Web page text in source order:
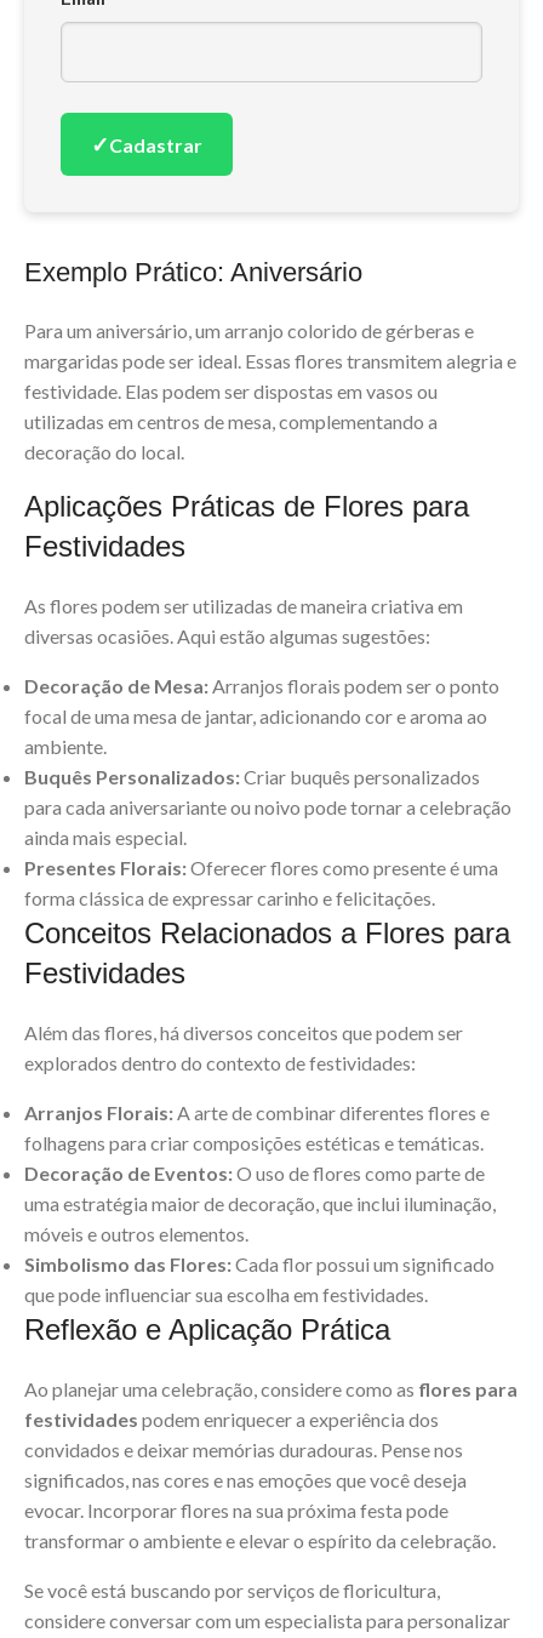
✓Cadastrar
Exemplo Prático: Aniversário
Para um aniversário, um arranjo colorido de gérberas e
margaridas pode ser ideal. Essas flores transmitem alegria e
festividade. Elas podem ser dispostas em vasos ou
utilizadas em centros de mesa, complementando a
decoração do local.
Aplicações Práticas de Flores para
Festividades
As flores podem ser utilizadas de maneira criativa em
diversas ocasiões. Aqui estão algumas sugestões:
Decoração de Mesa:Arranjos florais podem ser o ponto
focal de uma mesa de jantar, adicionando cor e aroma ao
ambiente.
Buquês Personalizados:Criar buquês personalizados
para cada aniversariante ou noivo pode tornar a celebração
ainda mais especial.
Presentes Florais:Oferecer flores como presente é uma
forma clássica de expressar carinho e felicitações.
Conceitos Relacionados a Flores para
Festividades
Além das flores, há diversos conceitos que podem ser
explorados dentro do contexto de festividades:
Arranjos Florais:A arte de combinar diferentes flores e
folhagens para criar composições estéticas e temáticas.
Decoração de Eventos:O uso de flores como parte de
uma estratégia maior de decoração, que inclui iluminação,
móveis e outros elementos.
Simbolismo das Flores:Cada flor possui um significado
que pode influenciar sua escolha em festividades.
Reflexão e Aplicação Prática
Ao planejar uma celebração, considere como as flores para
festividades podem enriquecer a experiência dos
convidados e deixar memórias duradouras. Pense nos
significados, nas cores e nas emoções que você deseja
evocar. Incorporar flores na sua próxima festa pode
transformar o ambiente e elevar o espírito da celebração.
Se você está buscando por serviços de floricultura,
considere conversar com um especialista para personalizar